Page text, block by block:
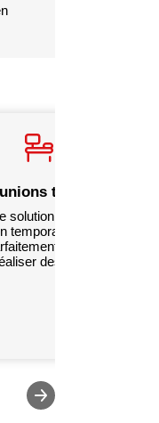
temporaires
solution de location de
temporaire flexible qui
à vos besoins
des économies.